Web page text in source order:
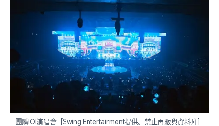
團體IOI演唱會［Swing Entertainment提供。禁止再販與資料庫］